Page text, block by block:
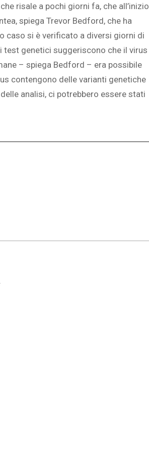
risale a pochi giorni fa, che all’inizio
spiega Trevor Bedford, che ha
caso si è verificato a diversi giorni di
test genetici suggeriscono che il virus
– spiega Bedford – era possibile
contengono delle varianti genetiche
analisi, ci potrebbero essere stati